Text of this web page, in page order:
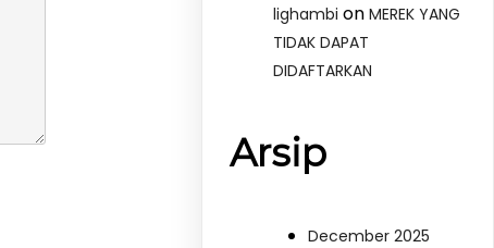
lighambi onMEREK YANG
TIDAK DAPAT
DIDAFTARKAN
Arsip
December 2025